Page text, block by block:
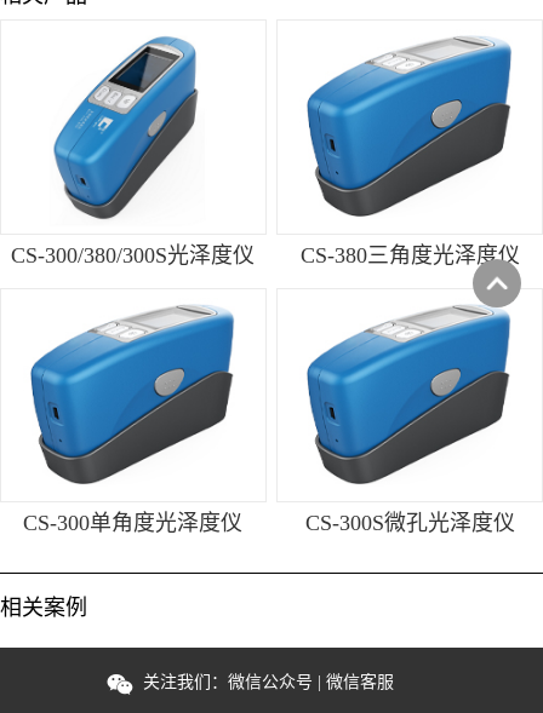
CS-300/380/300S光泽度仪 CS-380三角度光泽度仪
CS-300单角度光泽度仪 CS-300S微孔光泽度仪
相关案例
关注我们： 微信公众号 微信客服